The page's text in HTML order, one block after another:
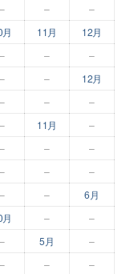
– –
–
11月 12月
– –
–
– – 12月
– –
–
– 11月 –
– –
–
– – –
– –
6月
– –
– 5月
–
– – –